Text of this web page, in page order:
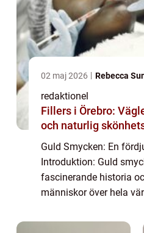
02 maj 2026 Rebecca
redaktionel
Fillers i Örebro:
och naturlig
Guld Smycken: En
Introduktion: Guld
fascinerande historia
människor över hela
översikt över guld